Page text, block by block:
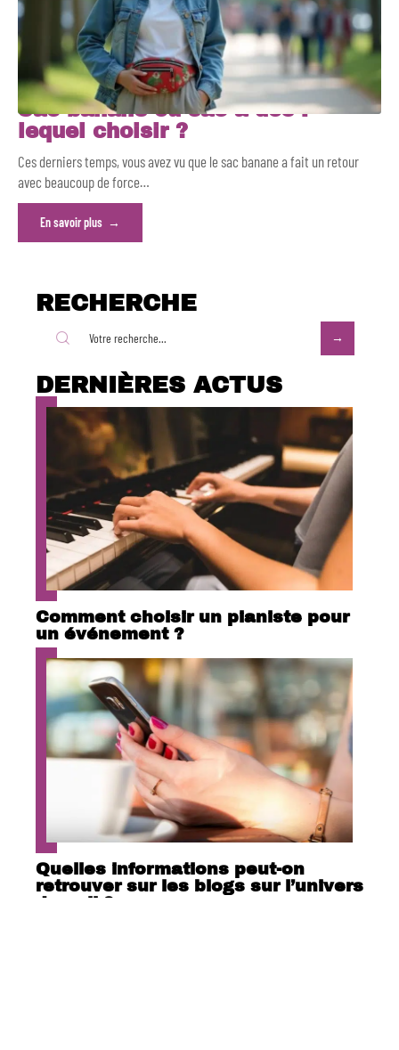
Sac banane ou sac à dos :
lequel choisir ?
Ces derniers temps, vous avez vu que le sac banane a fait un retour
avec beaucoup de force…
En savoir plus
RECHERCHE
DERNIÈRES ACTUS
Comment choisir un pianiste pour
un événement ?
Quelles informations peut-on
retrouver sur les blogs sur l’univers
du nail ?